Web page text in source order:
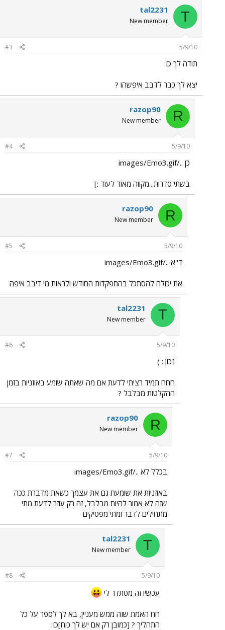
T
tal2231
New member
5/9/10
#3
תודה לך D:
יצא לך כבר לדבב איפשהו ?
R
razop90
New member
5/9/10
#4
כן ../images/Emo3.gif
בשתי סדרות...מקווה מאוד לעוד :]
R
razop90
New member
5/9/10
#5
ד''א ../images/Emo3.gif
את יכולה להסתכל בהתפקדות החודש ולראות מי דיבב איפה
T
tal2231
New member
5/9/10
#6
נכון : )
חחח תמיד רציתי לדעת אם מה שאתה שומע באוזניות בזמן
ההקלטות מבלבל ?
R
razop90
New member
5/9/10
#7
בכלל לא ../images/Emo3.gif
באוזניות את שומעת גם את עצמך כשאת מדברת ככה
שזה לא אמור להיות מבלבל, זה רק עוזר לדעת מתי
מתחילים לדבר ומתי מפסיקים
T
tal2231
New member
5/9/10
#8
עכשיו זה מסתדר לי
חח האמת שזה ממש מעניין, בא לך לספר על כל
התהליך ? [כמובן רק אם יש לך כוח]D: